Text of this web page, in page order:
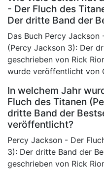
- Der Fluch des
Der dritte Band der
Das Buch Percy Jackson
(Percy Jackson 3): Der
geschrieben von Rick
wurde veröffentlicht von
In welchem Jahr
Fluch des Titanen
dritte Band der
veröffentlicht?
Percy Jackson - Der
3): Der dritte Band der
geschrieben von Rick